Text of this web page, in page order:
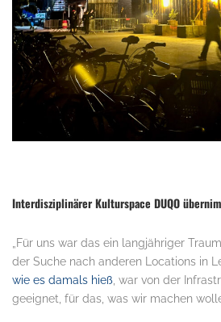
Interdisziplinärer Kulturspace DUQO
„Für uns war das ein langjähriger
der Suche nach anderen Locations in
wie es damals hieß, war von der
geeignet, für das, was wir machen